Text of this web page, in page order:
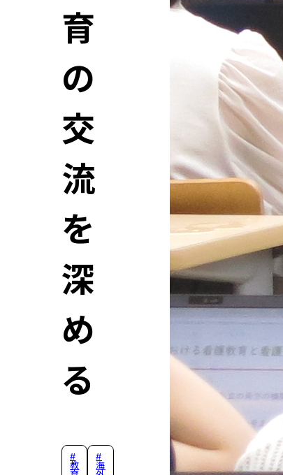
育
の
交
流
を
深
め
る
#
教
#
海